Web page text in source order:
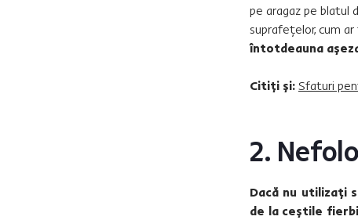
pe aragaz pe blatul
suprafețelor, cum ar
întotdeauna
Citiți și: Sfaturi
2.
Dacă nu utilizați
de la ceștile